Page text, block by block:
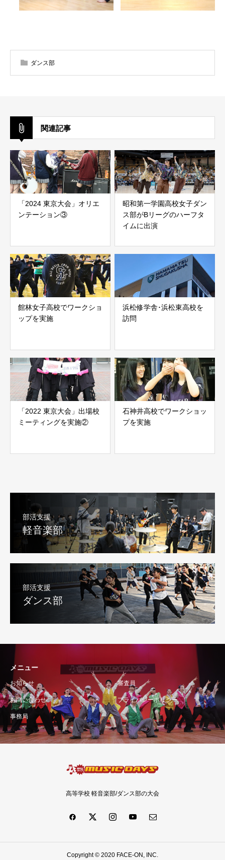
ダンス部
関連記事
「2024 東京大会」オリエ
ンテーション③
昭和第一学園高校女子ダン
ス部がBリーグのハーフタ
イムに出演
館林女子高校でワークショ
ップを実施
浜松修学舎･浜松東高校を
訪問
「2022 東京大会」出場校
ミーティングを実施②
石神井高校でワークショッ
プを実施
部活支援
軽音楽部
部活支援
ダンス部
メニュー
お知らせ 審査員
お問い合わせ プライバシーポリシー
事務局
高等学校 軽音楽部/ダンス部の大会
Copyright © 2020 FACE-ON, INC.